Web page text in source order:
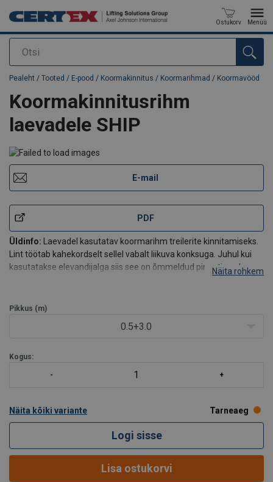
Otsi
Ostukorv Menüü
Toode on lisatud teie päringule
Pealeht / Tooted / E-pood / Koormakinnitus / Koormarihmad / Koormavööd
Koormakinnitusrihm
laevadele SHIP
E-mail
PDF
Üldinfo: Laevadel kasutatav koormarihm treilerite kinnitamiseks.
Lint töötab kahekordselt sellel vabalt liikuva konksuga. Juhul kui
kasutatakse elevandijalga siis see on õmmeldud pinguti poole
Pinguti:Standardpinguti RB5050, RB5060 või RB75100
Näita rohkem
Pikkus (m)
0.5+3.0
Kogus:
Näita kõiki variante Tarneaeg
Logi sisse
Lisa ostukorvi